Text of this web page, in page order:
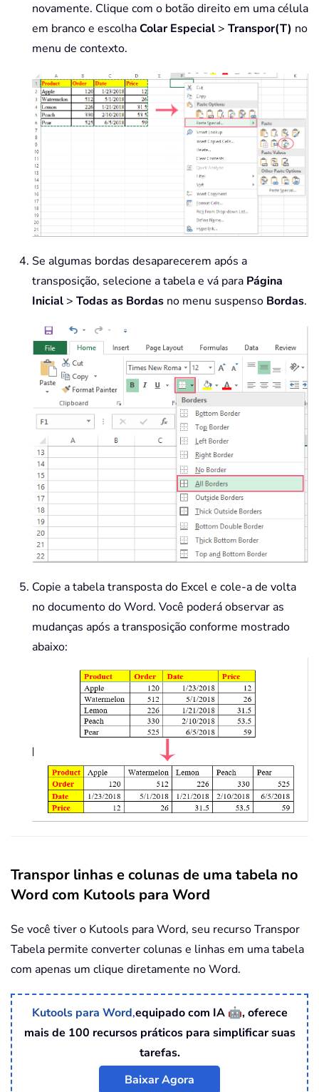
novamente. Clique com o botão direito em uma célula
em branco e escolhaColar Especial > Transpor(T) no
menu de contexto.
Se algumas bordas desaparecerem após a
transposição, selecione a tabela e vá para Página
Inicial > Todas as Bordas no menu suspenso Bordas.
Copie a tabela transposta do Excel e cole-a de volta
no documento do Word. Você poderá observar as
mudanças após a transposição conforme mostrado
abaixo:
Transpor linhas e colunas de uma tabela no
Word com Kutools para Word
Se você tiver o Kutools para Word, seu recurso Transpor
Tabela permite converter colunas e linhas em uma tabela
com apenas um clique diretamente no Word.
Kutools para Word,equipado com IA 🤖, oferece
mais de 100 recursos práticos para simplificar suas
tarefas.
Baixar Agora